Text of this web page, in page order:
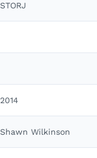
STORJ
2014
Shawn Wilkinson